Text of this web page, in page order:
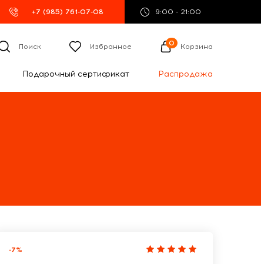
+7 (985) 761-07-08 9:00 - 21:00
Поиск Избранное 0 Корзина
Подарочный сертификат Распродажа
-7%